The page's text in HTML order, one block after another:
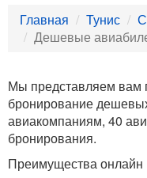
Главная Тунис
Дешевые
Мы представляем вам
бронирование
авиакомпаниям, 40
бронирования.
Преимущества онлайн